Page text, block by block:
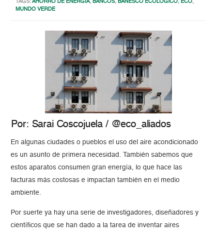
TAGS:AHORRO DE ENERGÍA,BANCOS,BANESCO ECOLÓGICO, ECO,
MUNDO VERDE
Por: Sarai Coscojuela / @eco_aliados
En algunas ciudades o pueblos el uso del aire acondicionado
es un asunto de primera necesidad. También sabemos que
estos aparatos consumen gran energía, lo que hace las
facturas más costosas e impactan también en el medio
ambiente.
Por suerte ya hay una serie de investigadores, diseñadores y
científicos que se han dado a la tarea de inventar aires